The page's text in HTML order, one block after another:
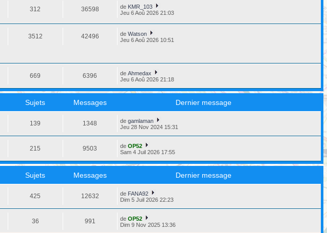
312 36598 de KMR_103
Jeu 6 Aoû 2026 21:03
3512 42496 deWatson
Jeu 6 Aoû 2026 10:51
669 6396 deAhmedax
Jeu 6 Aoû 2026 21:18
Sujets Messages Dernier message
139 1348 degamlaman
Jeu 28 Nov 2024 15:31
215 9503 deOP52
Sam 4 Juil 2026 17:55
Sujets Messages Dernier message
425 12632 de FANA92
Dim 5 Juil 2026 22:23
36 991 deOP52
Dim 9 Nov 2025 13:36